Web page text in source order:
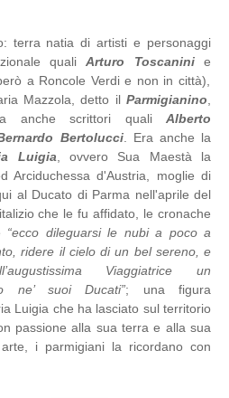
terra natia di artisti e personaggi
qualiArturo Toscaninie
a Roncole Verdi e non in città),
Mazzola, detto il Parmigianino,
anche scrittori quali Alberto
Bertolucci. Era anche la
Luigia, ovvero Sua Maestà la
Arciduchessa d'Austria, moglie di
al Ducato di Parma nell'aprile del
che le fu affidato, le cronache
“ecco dileguarsi le nubi a poco a
ridere il cielo di un bel sereno, e
Viaggiatrice un
ne’ suoi Ducati”; una figura
Luigia che ha lasciato sul territorio
passione alla sua terra e alla sua
i parmigiani la ricordano con